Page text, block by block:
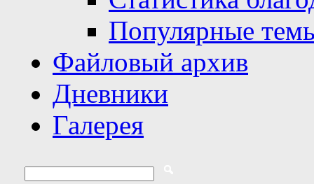
Популярные
Файловый архив
Дневники
Галерея